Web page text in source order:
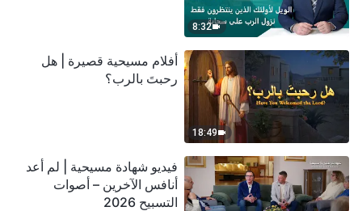
8:32
18:49
أفلام مسيحية قصيرة | هل
رحبتَ بالرب؟
فيديو شهادة مسيحية | لم أعد
أنافس الآخرين – أصوات
التسبيح 2026